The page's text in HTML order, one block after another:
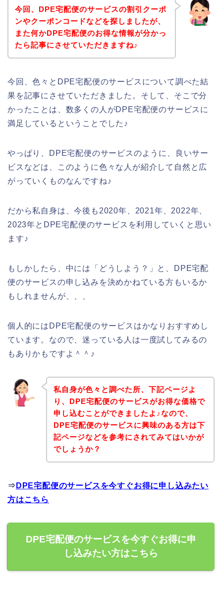
今回、DPE宅配便のサービスの割引クーポ
ンやクーポンコードなどを探しましたが、
また何かDPE宅配便のお得な情報が分かっ
たら記事にさせていただきますね♪
今回、色々とDPE宅配便のサービスについて調べた結
果を記事にさせていただきました。そして、そこで分
かったことは、数多くの人がDPE宅配便のサービスに
満足しているということでした♪
やっぱり、DPE宅配便のサービスのように、良いサー
ビスなどは、このように色々な人が紹介して自然と広
がっていくものなんですね♪
だから私自身は、今後も2020年、2021年、2022年、
2023年とDPE宅配便のサービスを利用していくと思い
ます♪
もしかしたら、中には「どうしよう？」と、DPE宅配
便のサービスの申し込みを決めかねている方もいるか
もしれませんが、、、
個人的にはDPE宅配便のサービスはかなりおすすめし
ています。なので、迷っている人は一度試してみるの
もありかもですよ＾＾♪
私自身が色々と調べた所、下記ページよ
り、DPE宅配便のサービスがお得な価格で
申し込むことができましたよ♪なので、
DPE宅配便のサービスに興味のある方は下
記ページなどを参考にされてみてはいかが
でしょうか？
⇒ DPE宅配便のサービスを今すぐお得に申し込みたい
方はこちら
DPE宅配便のサービスを今すぐお得に申
し込みたい方はこちら